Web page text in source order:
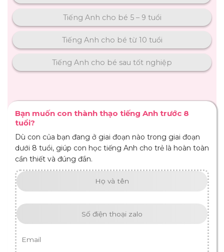
Tiếng Anh cho bé 5 – 9 tuổi
Tiếng Anh cho bé từ 10 tuổi
Tiếng Anh cho bé sau tốt nghiệp
Bạn muốn con thành thạo tiếng Anh trước 8
tuổi?
Dù con của bạn đang ở giai đoạn nào trong giai đoạn
dưới 8 tuổi, giúp con học tiếng Anh cho trẻ là hoàn toàn
cần thiết và đúng đắn.